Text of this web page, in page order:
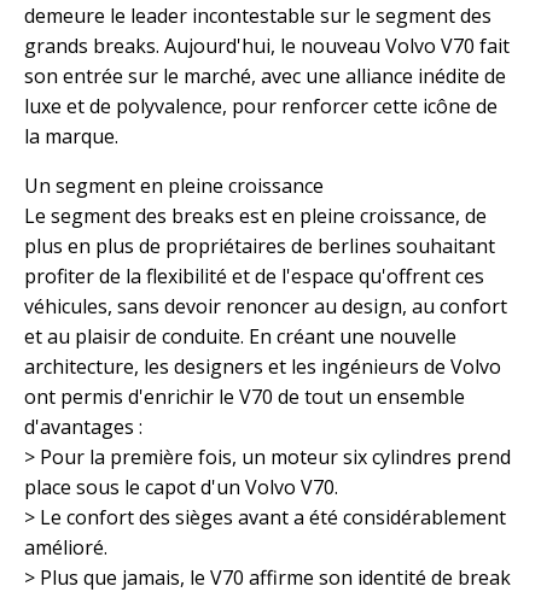
demeure le leader incontestable sur le segment des
grands breaks. Aujourd'hui, le nouveau Volvo V70 fait
son entrée sur le marché, avec une alliance inédite de
luxe et de polyvalence, pour renforcer cette icône de
la marque.
Un segment en pleine croissance
Le segment des breaks est en pleine croissance, de
plus en plus de propriétaires de berlines souhaitant
profiter de la flexibilité et de l'espace qu'offrent ces
véhicules, sans devoir renoncer au design, au confort
et au plaisir de conduite. En créant une nouvelle
architecture, les designers et les ingénieurs de Volvo
ont permis d'enrichir le V70 de tout un ensemble
d'avantages :
> Pour la première fois, un moteur six cylindres prend
place sous le capot d'un Volvo V70.
> Le confort des sièges avant a été considérablement
amélioré.
> Plus que jamais, le V70 affirme son identité de break